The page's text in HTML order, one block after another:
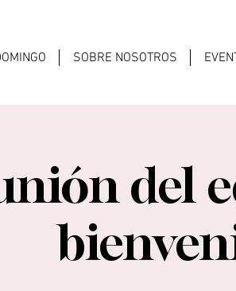
SOBRE NOSOTROS
del